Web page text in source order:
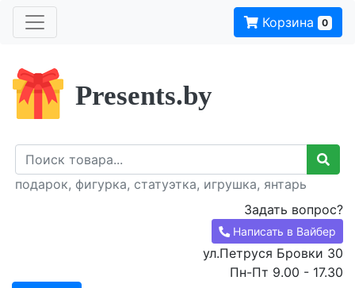
Корзина 0
Presents.by
подарок, фигурка, статуэтка, игрушка, янтарь
Задать вопрос?
Написать в Вайбер
ул.Петруся Бровки 30
Пн-Пт 9.00 - 17.30